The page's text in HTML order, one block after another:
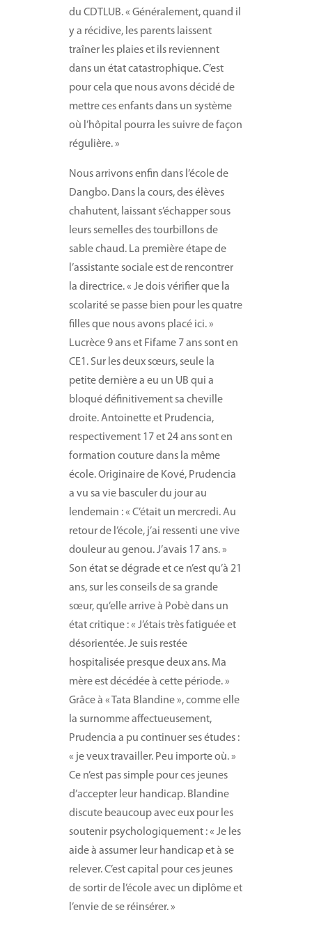
du CDTLUB. « Généralement, quand il
y a récidive, les parents laissent
traîner les plaies et ils reviennent
dans un état catastrophique. C’est
pour cela que nous avons décidé de
mettre ces enfants dans un système
où l’hôpital pourra les suivre de façon
régulière. »
Nous arrivons enfin dans l’école de
Dangbo. Dans la cours, des élèves
chahutent, laissant s’échapper sous
leurs semelles des tourbillons de
sable chaud. La première étape de
l’assistante sociale est de rencontrer
la directrice. « Je dois vérifier que la
scolarité se passe bien pour les quatre
filles que nous avons placé ici. »
Lucrèce 9 ans et Fifame 7 ans sont en
CE1. Sur les deux sœurs, seule la
petite dernière a eu un UB qui a
bloqué définitivement sa cheville
droite. Antoinette et Prudencia,
respectivement 17 et 24 ans sont en
formation couture dans la même
école. Originaire de Kové, Prudencia
a vu sa vie basculer du jour au
lendemain : « C’était un mercredi. Au
retour de l’école, j’ai ressenti une vive
douleur au genou. J’avais 17 ans. »
Son état se dégrade et ce n’est qu’à 21
ans, sur les conseils de sa grande
sœur, qu’elle arrive à Pobè dans un
état critique : « J’étais très fatiguée et
désorientée. Je suis restée
hospitalisée presque deux ans. Ma
mère est décédée à cette période. »
Grâce à « Tata Blandine », comme elle
la surnomme affectueusement,
Prudencia a pu continuer ses études :
« je veux travailler. Peu importe où. »
Ce n’est pas simple pour ces jeunes
d’accepter leur handicap. Blandine
discute beaucoup avec eux pour les
soutenir psychologiquement : « Je les
aide à assumer leur handicap et à se
relever. C’est capital pour ces jeunes
de sortir de l’école avec un diplôme et
l’envie de se réinsérer. »